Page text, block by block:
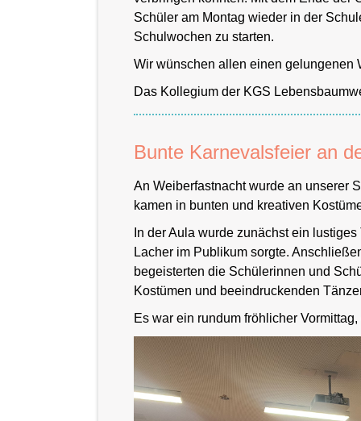
Schulhof
Schulhof
Schüler am Montag wieder in der
Schulwochen zu starten.
Wir wünschen allen einen gelungenen
Das Kollegium der KGS
Bunte Karnevalsfeier an
An Weiberfastnacht wurde an unserer
kamen in bunten und kreativen
In der Aula wurde zunächst ein
Lacher im Publikum sorgte.
begeisterten die Schülerinnen und
Kostümen und beeindruckenden
Es war ein rundum fröhlicher